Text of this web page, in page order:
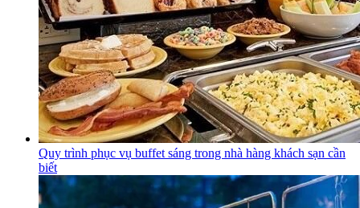
Quy trình phục vụ buffet sáng trong nhà hàng khách sạn cần
biết